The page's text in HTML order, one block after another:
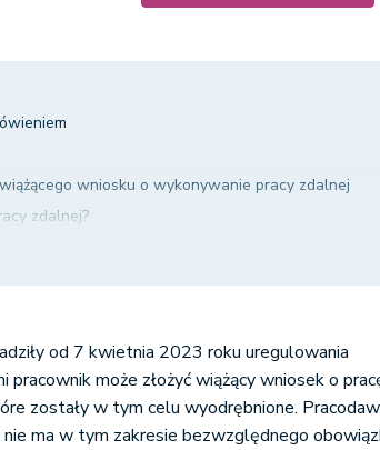
wniosku o wykonywanie pracy zdalnej
zdalnej?
od 7 kwietnia 2023 roku uregulowania
może złożyć wiążący wniosek o
zostały w tym celu wyodrębnione.
ma w tym zakresie bezwzględnego